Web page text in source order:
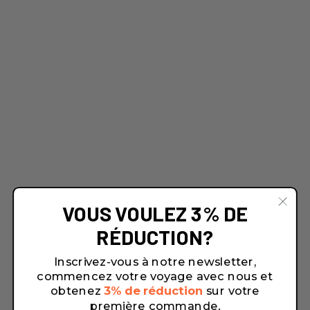
VOUS VOULEZ 3% DE
RÉDUCTION?
Inscrivez-vous à notre newsletter,
commencez votre voyage avec nous et
obtenez 3% de réduction sur votre
première commande.